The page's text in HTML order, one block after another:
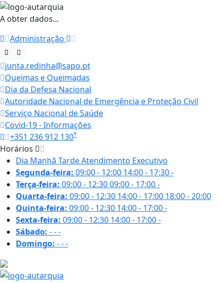
A obter dados...
Administração
junta.redinha@sapo.pt
Queimas e Queimadas
Dia da Defesa Nacional
Autoridade Nacional de Emergência e Proteção Civil
Serviço Nacional de Saúde
Covid-19 - Informações
+351 236 912 130*
Horários
Dia Manhã TardeAtendimento Executivo
Segunda-feira: 09:00 - 12:00 14:00 - 17:30-
Terça-feira: 09:00 - 12:3009:00 - 17:00-
Quarta-feira: 09:00 - 12:30 14:00 - 17:00 18:00 - 20:00
Quinta-feira: 09:00 - 12:30 14:00 - 17:00-
Sexta-feira: 09:00 - 12:30 14:00 - 17:00-
Sábado: ---
Domingo: ---